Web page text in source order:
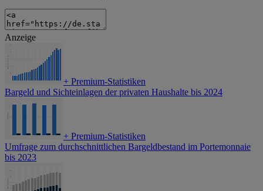
Anzeige
+ Premium-Statistiken
Bargeld und Sichteinlagen der privaten Haushalte bis 2024
+ Premium-Statistiken
Umfrage zum durchschnittlichen Bargeldbestand im Portemonnaie
bis 2023